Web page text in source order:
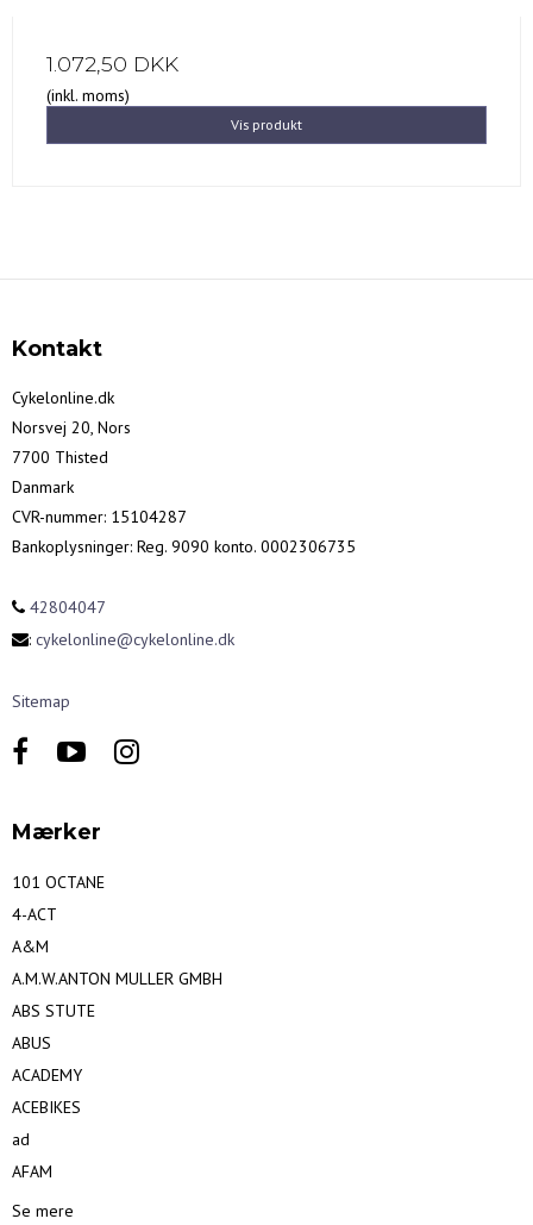
1.072,50 DKK
(inkl. moms)
Vis produkt
Kontakt
Cykelonline.dk
Norsvej 20, Nors
7700 Thisted
Danmark
CVR-nummer: 15104287
Bankoplysninger: Reg. 9090 konto. 0002306735
42804047
: cykelonline@cykelonline.dk
Sitemap
Mærker
101 OCTANE
4-ACT
A&M
A.M.W.ANTON MULLER GMBH
ABS STUTE
ABUS
ACADEMY
ACEBIKES
ad
AFAM
Se mere